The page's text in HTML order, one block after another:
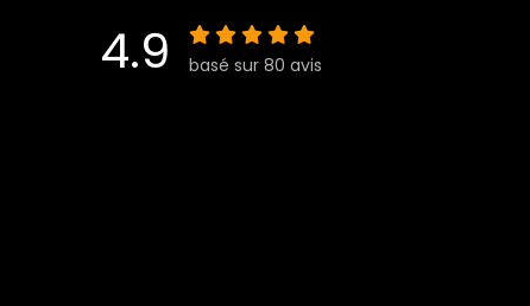
4.9 basé sur 80 avis